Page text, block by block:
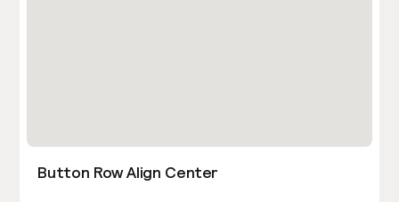
Button Row Align Center